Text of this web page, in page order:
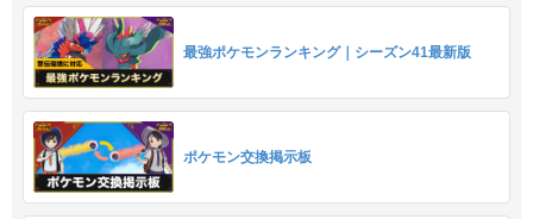
最強ポケモンランキング｜シーズン41最新版
ポケモン交換掲示板